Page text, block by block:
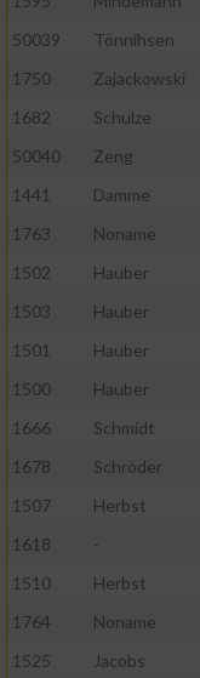
50039
Tönnihsen
1750
Zajackowski
1682
Schulze
50040
Zeng
1441
Damme
1763
Noname
1502
Hauber
1503
Hauber
1501
Hauber
1500
Hauber
1666
Schmidt
1678
Schröder
1507
Herbst
1618
-
1510
Herbst
1764
Noname
1525
Jacobs